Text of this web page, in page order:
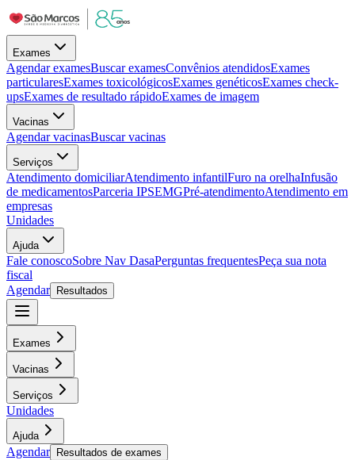
Exames
Agendar examesBuscar examesConvênios atendidosExames
particularesExames toxicológicosExames genéticosExames check-
upsExames de resultado rápidoExames de imagem
Vacinas
Agendar vacinasBuscar vacinas
Serviços
Atendimento domiciliarAtendimento infantilFuro na orelhaInfusão
de medicamentosParceria IPSEMGPré-atendimentoAtendimento em
empresas
Unidades
Ajuda
Fale conoscoSobre Nav DasaPerguntas frequentesPeça sua nota
fiscal
Agendar
Resultados
Exames
Vacinas
Serviços
Unidades
Ajuda
Agendar Resultados de exames